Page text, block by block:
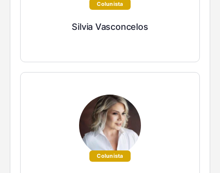
Colunista
Silvia Vasconcelos
Colunista